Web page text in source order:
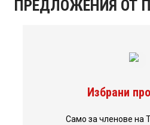
ПРЕДЛОЖЕНИЯ ОТ
Избрани
Само за членове на